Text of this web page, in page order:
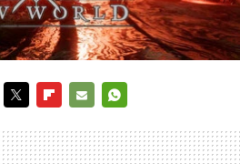
MAIL